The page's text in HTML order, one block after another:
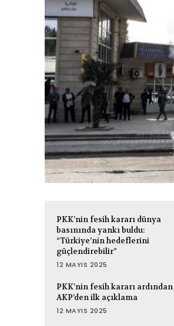
PKK’nin fesih kararı dünya
basınında yankı buldu:
“Türkiye’nin hedeflerini
güçlendirebilir”
12 MAYIS 2025
PKK’nin fesih kararı ardından
AKP’den ilk açıklama
12 MAYIS 2025